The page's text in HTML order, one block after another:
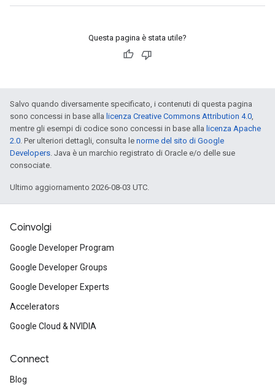
Questa pagina è stata utile?
Salvo quando diversamente specificato, i contenuti di questa pagina
sono concessi in base alla licenza Creative Commons Attribution 4.0,
mentre gli esempi di codice sono concessi in base alla licenza Apache
2.0. Per ulteriori dettagli, consulta le norme del sito di Google
Developers. Java è un marchio registrato di Oracle e/o delle sue
consociate.
Ultimo aggiornamento 2026-08-03 UTC.
Coinvolgi
Google Developer Program
Google Developer Groups
Google Developer Experts
Accelerators
Google Cloud & NVIDIA
Connect
Blog